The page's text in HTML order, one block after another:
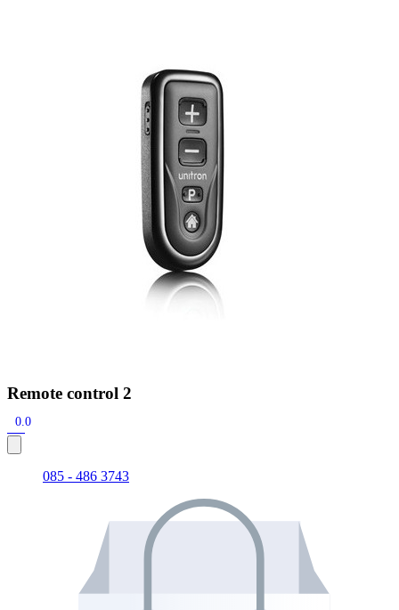
Signia Pure BCT IX
Audio Service R LI 7
Widex filtersFilters
Signia Active Mini IX - Oplaadbaar
De Signia Active Mini IX is het nieuwste hoortoestel van Signia.
Remote control 2
0.0
085 - 486 3743